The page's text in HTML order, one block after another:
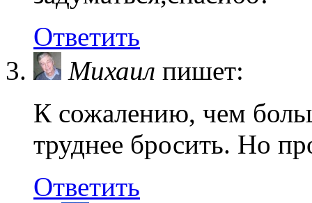
Ответить
Михаил пишет:
К сожалению, чем
труднее бросить. Но
Ответить